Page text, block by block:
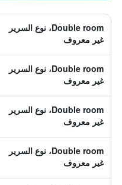
Double room، نوع السرير
غير معروف
Double room، نوع السرير
غير معروف
Double room، نوع السرير
غير معروف
Double room، نوع السرير
غير معروف